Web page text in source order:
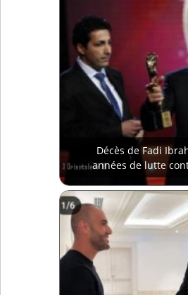
Décès de Fadi
années de lutte